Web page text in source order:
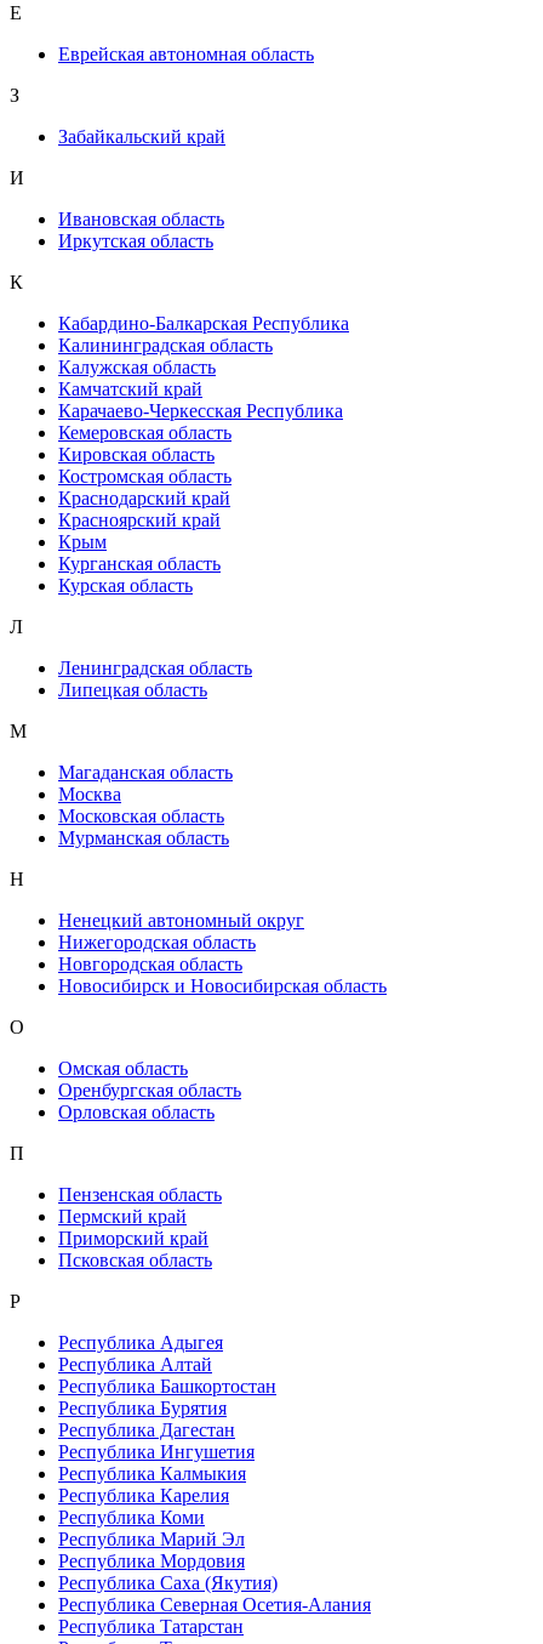
Е
Еврейская автономная область
З
Забайкальский край
И
Ивановская область
Иркутская область
К
Кабардино-Балкарская Республика
Калининградская область
Калужская область
Камчатский край
Карачаево-Черкесская Республика
Кемеровская область
Кировская область
Костромская область
Краснодарский край
Красноярский край
Крым
Курганская область
Курская область
Л
Ленинградская область
Липецкая область
М
Магаданская область
Москва
Московская область
Мурманская область
Н
Ненецкий автономный округ
Нижегородская область
Новгородская область
Новосибирск и Новосибирская область
О
Омская область
Оренбургская область
Орловская область
П
Пензенская область
Пермский край
Приморский край
Псковская область
Р
Республика Адыгея
Республика Алтай
Республика Башкортостан
Республика Бурятия
Республика Дагестан
Республика Ингушетия
Республика Калмыкия
Республика Карелия
Республика Коми
Республика Марий Эл
Республика Мордовия
Республика Саха (Якутия)
Республика Северная Осетия-Алания
Республика Татарстан